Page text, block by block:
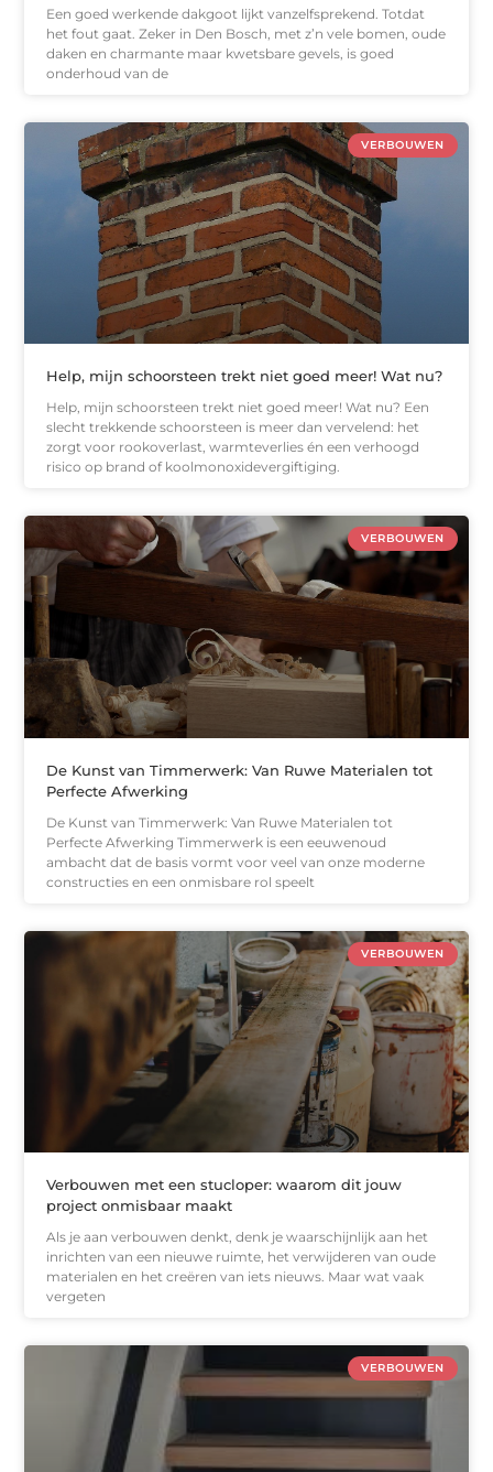
Een goed werkende dakgoot lijkt vanzelfsprekend. Totdat
het fout gaat. Zeker in Den Bosch, met z’n vele bomen, oude
daken en charmante maar kwetsbare gevels, is goed
onderhoud van de
VERBOUWEN
Help, mijn schoorsteen trekt niet goed meer! Wat nu?
Help, mijn schoorsteen trekt niet goed meer! Wat nu? Een
slecht trekkende schoorsteen is meer dan vervelend: het
zorgt voor rookoverlast, warmteverlies én een verhoogd
risico op brand of koolmonoxidevergiftiging.
VERBOUWEN
De Kunst van Timmerwerk: Van Ruwe Materialen tot
Perfecte Afwerking
De Kunst van Timmerwerk: Van Ruwe Materialen tot
Perfecte Afwerking Timmerwerk is een eeuwenoud
ambacht dat de basis vormt voor veel van onze moderne
constructies en een onmisbare rol speelt
VERBOUWEN
Verbouwen met een stucloper: waarom dit jouw
project onmisbaar maakt
Als je aan verbouwen denkt, denk je waarschijnlijk aan het
inrichten van een nieuwe ruimte, het verwijderen van oude
materialen en het creëren van iets nieuws. Maar wat vaak
vergeten
VERBOUWEN